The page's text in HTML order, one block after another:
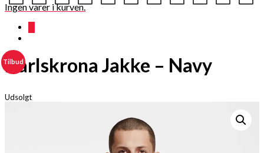
Ingen varer i kurven.
Karlskrona Jakke – Navy
Udsolgt
Tilbud